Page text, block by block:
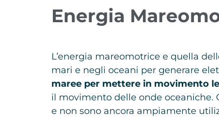
Energia
L’energia mareomotrice e quella
mari e negli oceani per generare
maree per mettere in movimento
il movimento delle onde oceaniche.
e non sono ancora ampiamente